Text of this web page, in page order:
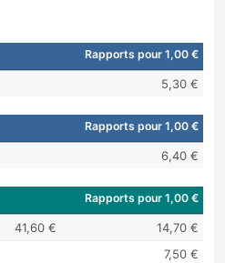
Rapports pour 1,00 €
5,30 €
Rapports pour 1,00 €
6,40 €
Rapports pour 1,00 €
41,60 €
14,70 €
7,50 €